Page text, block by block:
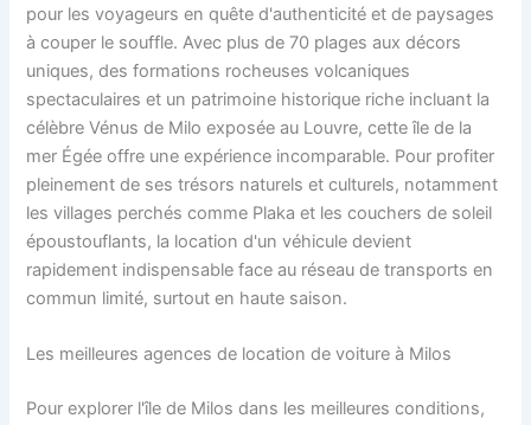
pour les voyageurs en quête d'authenticité et de paysages
à couper le souffle. Avec plus de 70 plages aux décors
uniques, des formations rocheuses volcaniques
spectaculaires et un patrimoine historique riche incluant la
célèbre Vénus de Milo exposée au Louvre, cette île de la
mer Égée offre une expérience incomparable. Pour profiter
pleinement de ses trésors naturels et culturels, notamment
les villages perchés comme Plaka et les couchers de soleil
époustouflants, la location d'un véhicule devient
rapidement indispensable face au réseau de transports en
commun limité, surtout en haute saison.
Les meilleures agences de location de voiture à Milos
Pour explorer l'île de Milos dans les meilleures conditions,